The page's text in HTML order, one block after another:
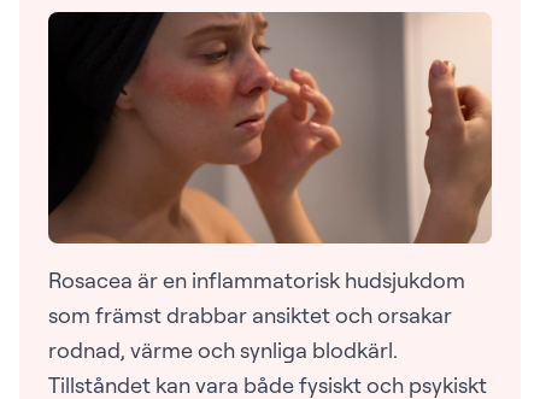
Rosacea är en inflammatorisk hudsjukdom
som främst drabbar ansiktet och orsakar
rodnad, värme och synliga blodkärl.
Tillståndet kan vara både fysiskt och psykiskt